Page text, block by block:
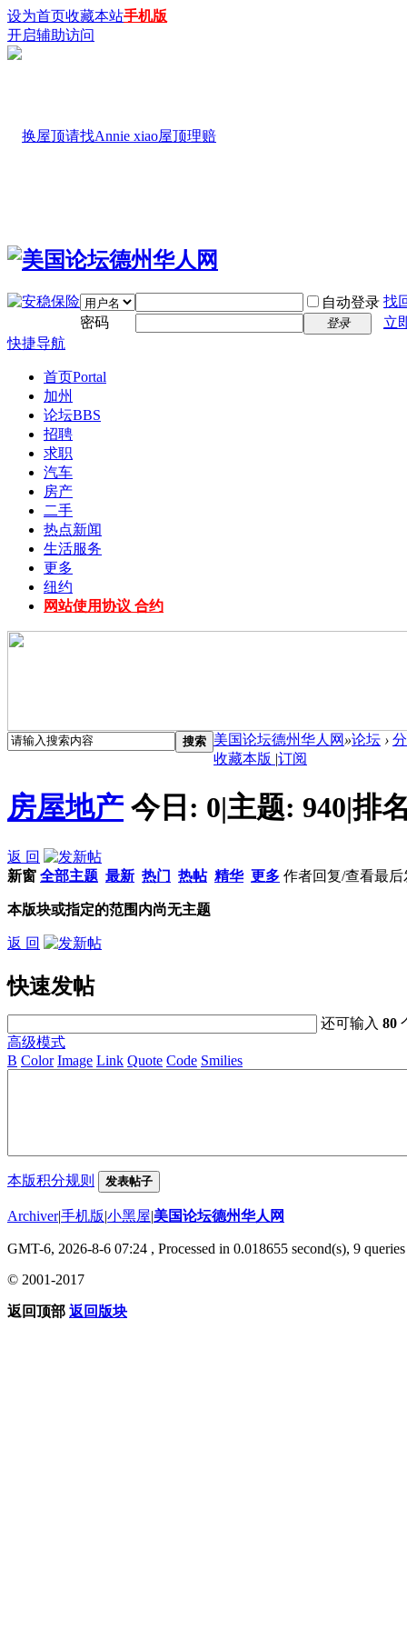
设为首页收藏本站手机版
开启辅助访问
自动登录 找
密码
登录
立
快捷导航
首页Portal
加州
论坛BBS
招聘
求职
汽车
房产
二手
热点新闻
生活服务
更多
纽约
网站使用协议 合约
搜索 美国论坛德州华人网 »论坛 ›
收藏本版 |订阅
房屋地产 今日: 0|主题: 940|排
返 回
新窗 全部主题 最新 热门 热帖 精华 更多 作者回复/查看最后
本版块或指定的范围内尚无主题
返 回
快速发帖
还可输入80
高级模式
B Color Image Link Quote Code Smilies
本版积分规则 发表帖子
Archiver|手机版|小黑屋|美国论坛德州华人网
GMT-6, 2026-8-6 07:24 , Processed in 0.018655 second(s), 9
© 2001-2017
返回顶部 返回版块